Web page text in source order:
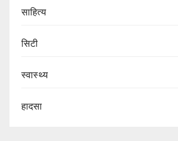
साहित्य
सिटी
स्वास्थ्य
हादसा